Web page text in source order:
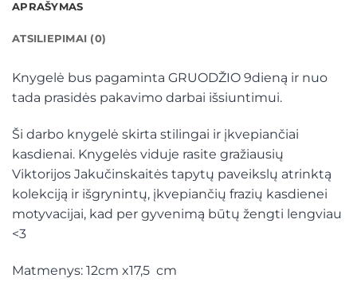
APRAŠYMAS
ATSILIEPIMAI (0)
Knygelė bus pagaminta GRUODŽIO 9dieną ir nuo
tada prasidės pakavimo darbai išsiuntimui.
Ši darbo knygelė skirta stilingai ir įkvepiančiai
kasdienai. Knygelės viduje rasite gražiausių
Viktorijos Jakučinskaitės tapytų paveikslų atrinktą
kolekciją ir išgrynintų, įkvepiančių frazių kasdienei
motyvacijai, kad per gyvenimą būtų žengti lengviau
<3
Matmenys: 12cm x17,5 cm